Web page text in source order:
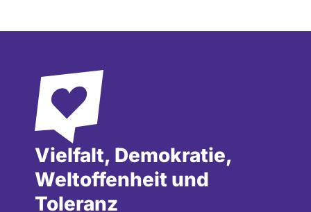
Vielfalt, Demokratie,
Weltoffenheit und
Toleranz